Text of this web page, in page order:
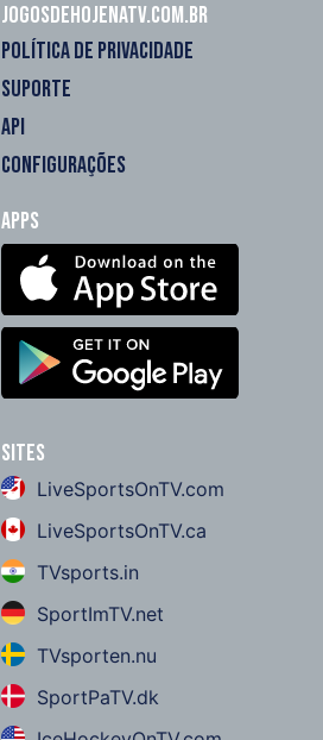
Jogosdehojenatv.com.br
POLÍTICA DE PRIVACIDADE
SUPORTE
API
CONFIGURAÇÕES
Apps
Sites
LiveSportsOnTV.com
LiveSportsOnTV.ca
TVsports.in
SportImTV.net
TVsporten.nu
SportPaTV.dk